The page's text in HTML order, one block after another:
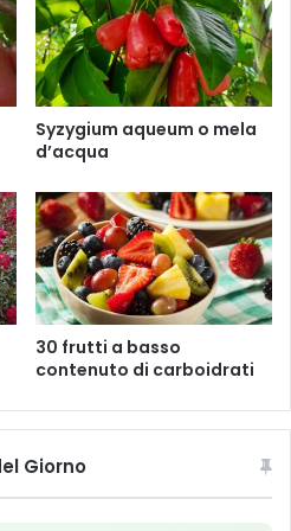
Syzygium aqueum o mela
d’acqua
30 frutti a basso
contenuto di carboidrati
Giorno